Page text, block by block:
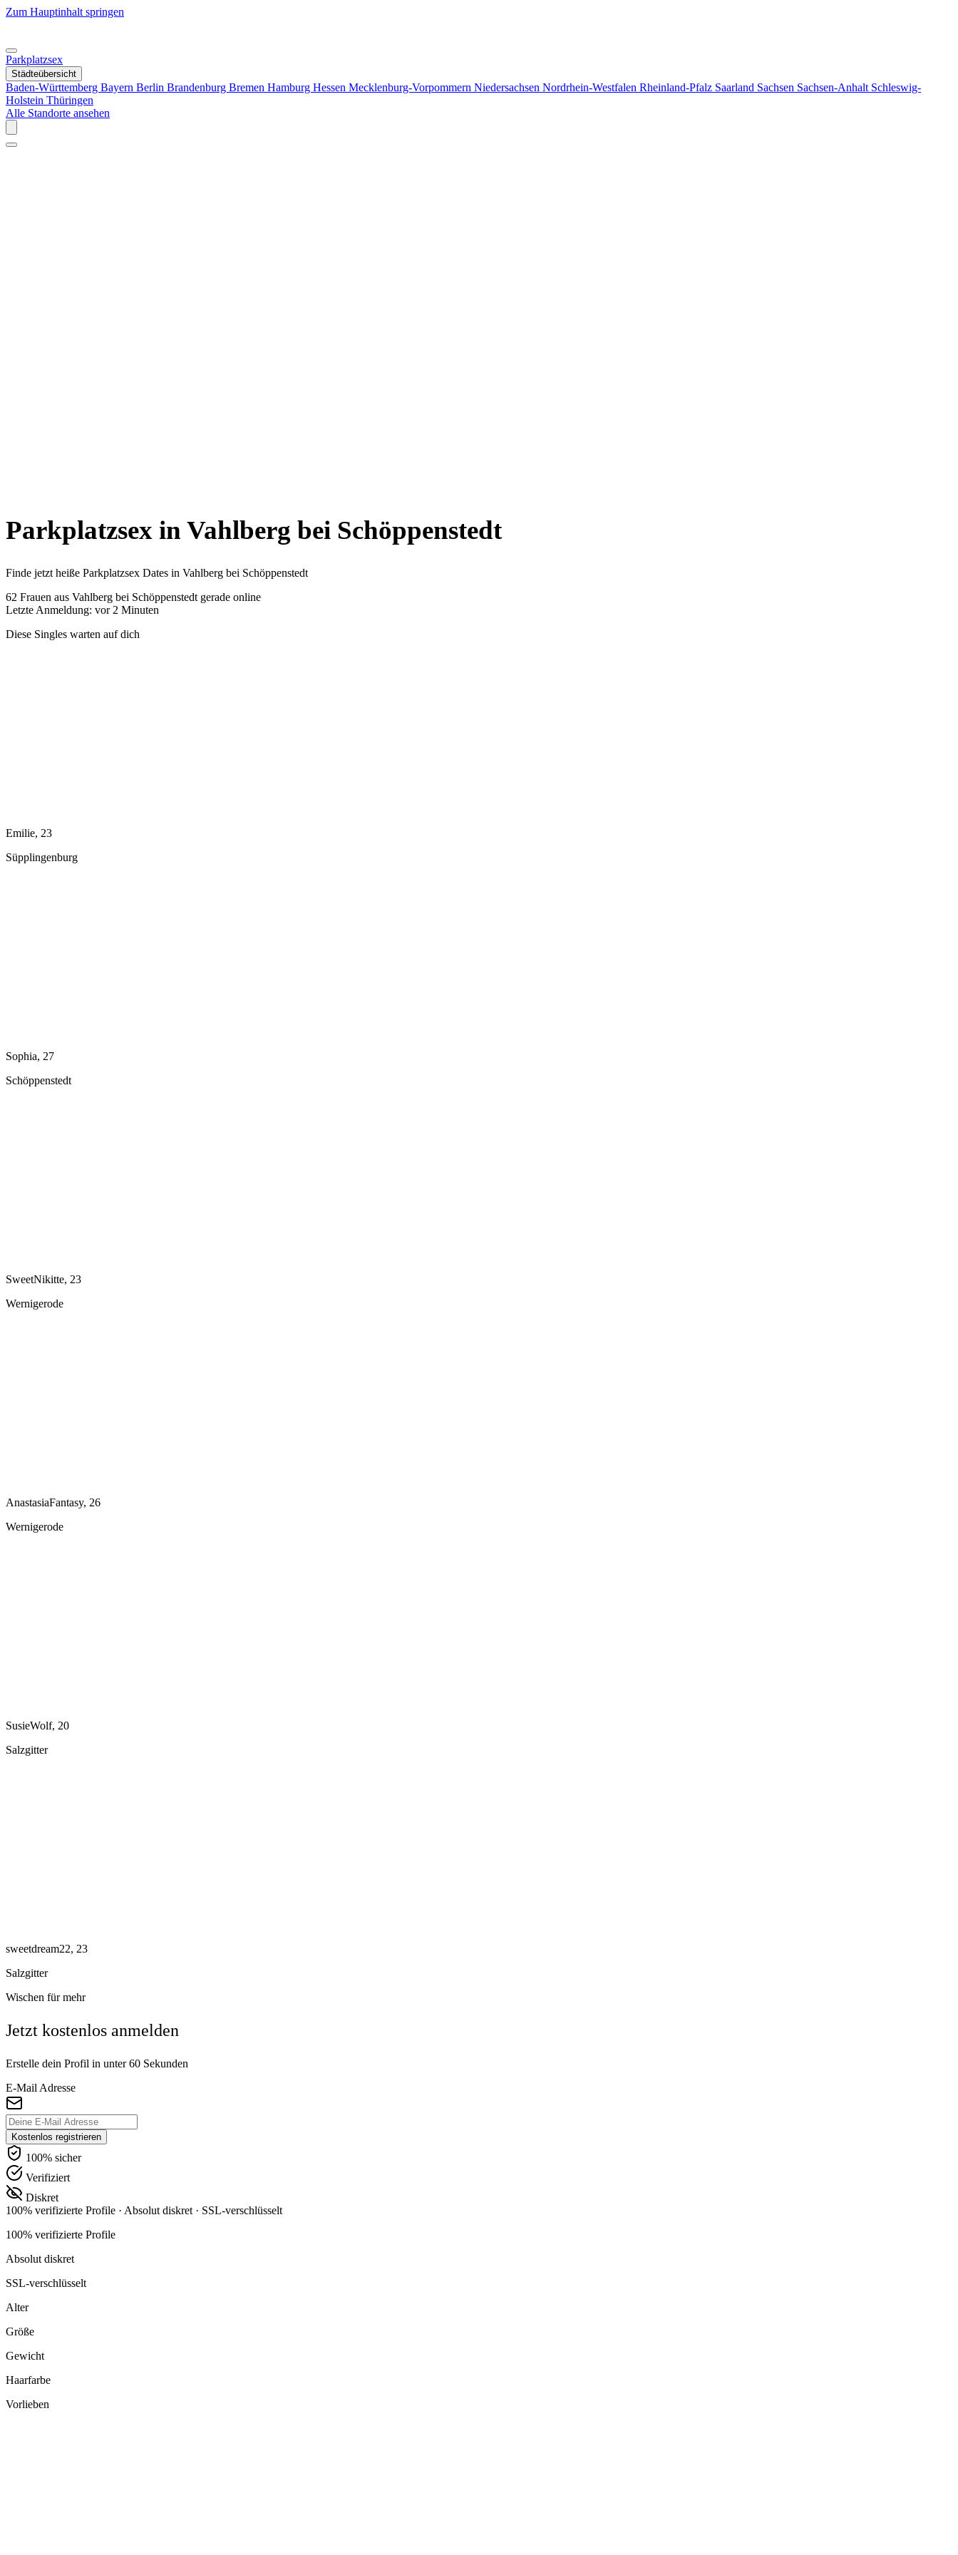
Zum Hauptinhalt springen
Parkplatzsex
Städteübersicht
Baden-Württemberg Bayern Berlin Brandenburg Bremen Hamburg Hessen Mecklenburg-Vorpommern Niedersachsen Nordrhein-Westfalen Rheinland-Pfalz Saarland Sachsen Sachsen-Anhalt Schleswig-
Holstein Thüringen
Alle Standorte ansehen
Parkplatzsex in Vahlberg bei Schöppenstedt
Finde jetzt heiße Parkplatzsex Dates in Vahlberg bei Schöppenstedt
62 Frauen aus Vahlberg bei Schöppenstedt gerade online
Letzte Anmeldung: vor 2 Minuten
Diese Singles warten auf dich
Emilie, 23
Süpplingenburg
Sophia, 27
Schöppenstedt
SweetNikitte, 23
Wernigerode
AnastasiaFantasy, 26
Wernigerode
SusieWolf, 20
Salzgitter
sweetdream22, 23
Salzgitter
Wischen für mehr
Jetzt kostenlos anmelden
Erstelle dein Profil in unter 60 Sekunden
E-Mail Adresse
Kostenlos registrieren
100% sicher
Verifiziert
Diskret
100% verifizierte Profile · Absolut diskret · SSL-verschlüsselt
100% verifizierte Profile
Absolut diskret
SSL-verschlüsselt
Alter
Größe
Gewicht
Haarfarbe
Vorlieben